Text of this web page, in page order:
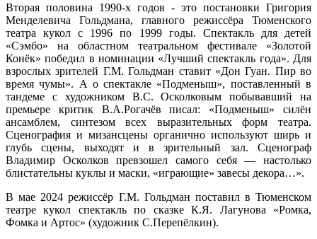
Вторая половина 1990-х годов - это постановки Григория
Менделевича Гольдмана, главного режиссёра Тюменского
театра кукол с 1996 по 1999 годы. Спектакль для детей
«Сэмбо» на областном театральном фестивале «Золотой
Конёк» победил в номинации «Лучший спектакль года». Для
взрослых зрителей Г.М. Гольдман ставит «Дон Гуан. Пир во
время чумы». А о спектакле «Подменыш», поставленный в
тандеме с художником В.С. Осколковым побывавший на
премьере критик В.А.Рогачёв писал: «Подменыш» силён
ансамблем, синтезом всех выразительных форм театра.
Сценография и мизансцены органично используют ширь и
глубь сцены, выходят и в зрительный зал. Сценограф
Владимир Осколков превзошел самого себя — настолько
блистательны куклы и маски, «играющие» завесы декора…».
В мае 2024 режиссёр Г.М. Гольдман поставил в Тюменском
театре кукол спектакль по сказке К.Я. Лагунова «Ромка,
Фомка и Артос» (художник С.Перепёлкин).